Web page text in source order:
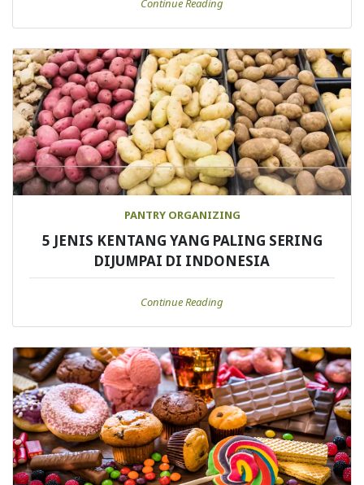
Continue Reading
PANTRY ORGANIZING
5 JENIS KENTANG YANG PALING SERING
DIJUMPAI DI INDONESIA
Continue Reading